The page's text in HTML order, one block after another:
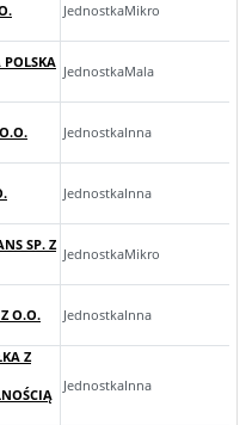
JednostkaMikro
POLSKA
JednostkaMala
JednostkaInna
JednostkaInna
SP. Z
JednostkaMikro
Z O.O. JednostkaInna
Z
JednostkaInna